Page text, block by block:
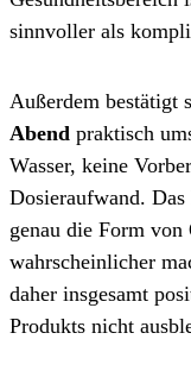
sinnvoller als
Außerdem bestätigt
Abend praktisch
Wasser, keine
Dosieraufwand.
genau die Form
wahrscheinlicher
daher insgesamt
Produkts nicht